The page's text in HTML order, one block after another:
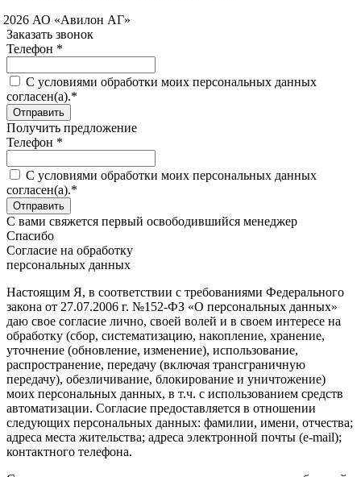
АО «Авилон АГ»
Заказать звонок
Телефон *
C условиями обработки моих персональных данных
согласен(а).*
Получить предложение
Телефон *
C условиями обработки моих персональных данных
согласен(а).*
С вами свяжется первый освободившийся менеджер
Спасибо
Согласие на обработку
персональных данных
Настоящим Я, в соответствии с требованиями Федерального
закона от 27.07.2006 г. №152-ФЗ «О персональных данных»
даю свое согласие лично, своей волей и в своем интересе на
обработку (сбор, систематизацию, накопление, хранение,
уточнение (обновление, изменение), использование,
распространение, передачу (включая трансграничную
передачу), обезличивание, блокирование и уничтожение)
моих персональных данных, в т.ч. с использованием средств
автоматизации. Согласие предоставляется в отношении
следующих персональных данных: фамилии, имени, отчества;
адреса места жительства; адреса электронной почты (e-mail);
контактного телефона.